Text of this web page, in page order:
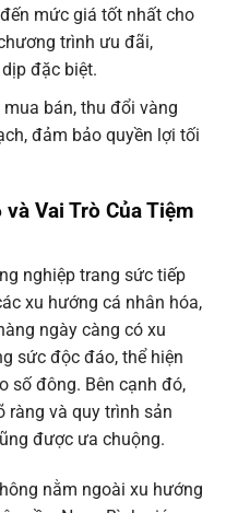
mức giá tốt nhất cho
trình ưu đãi,
đặc biệt.
mua bán, thu đổi vàng
đảm bảo quyền lợi tối
Vai Trò Của Tiệm
nghiệp trang sức tiếp
xu hướng cá nhân hóa,
ngày càng có xu
sức độc đáo, thể hiện
số đông. Bên cạnh đó,
ràng và quy trình sản
được ưa chuộng.
nằm ngoài xu hướng